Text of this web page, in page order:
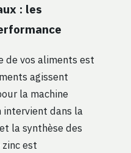
: les
de vos aliments est
agissent
la machine
intervient dans la
la synthèse des
est